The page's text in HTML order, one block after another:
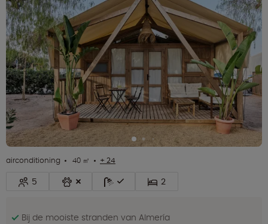
airconditioning 40 ㎡ + 24
5 2
Bij de mooiste stranden van Almería